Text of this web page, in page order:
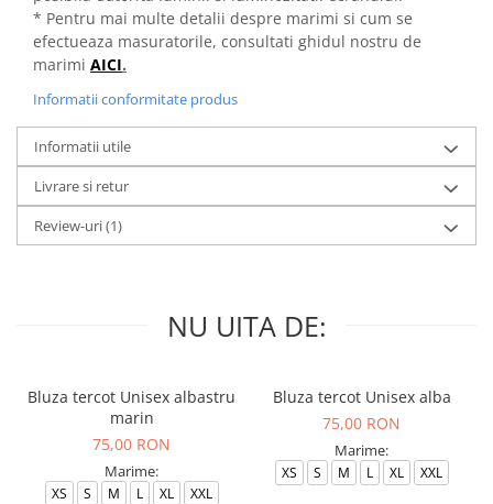
* Pentru mai multe detalii despre marimi si cum se
efectueaza masuratorile, consultati ghidul nostru de
marimi AICI.
Informatii conformitate produs
Informatii utile
Livrare si retur
Review-uri(1)
NU UITA DE:
Bluza tercot Unisex albastru
marin
75,00 RON
Marime:
XS S M L XL XXL
Bluza tercot Unisex alba
75,00 RON
Marime:
XS S M L XL XXL